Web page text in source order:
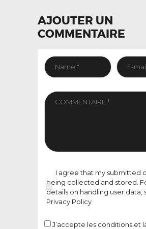
AJOUTER UN
COMMENTAIRE
I agree that my submitted
being collected and stored.
details on handling user data,
Privacy Policy
J’accepte les conditions et